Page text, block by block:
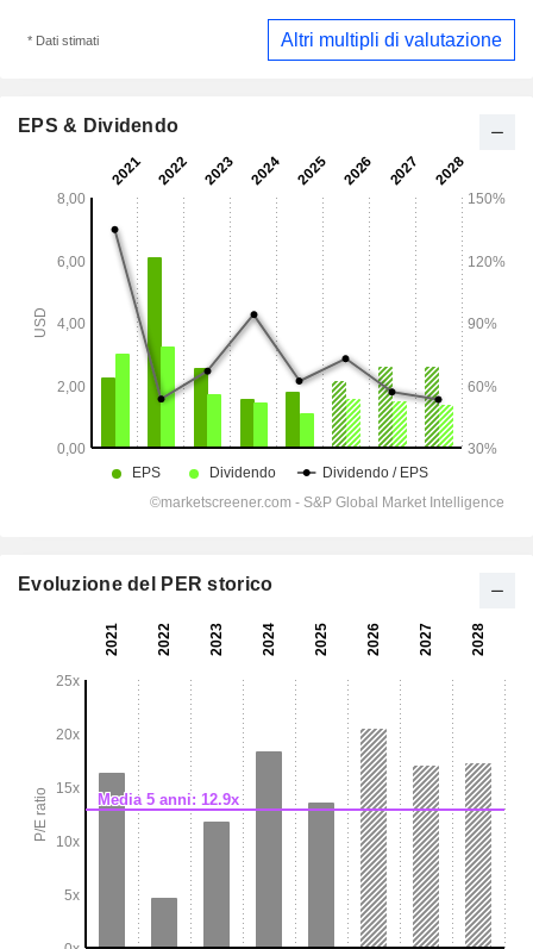
* Dati stimati Altri multipli di valutazione
EPS & Dividendo
Evoluzione del PER storico